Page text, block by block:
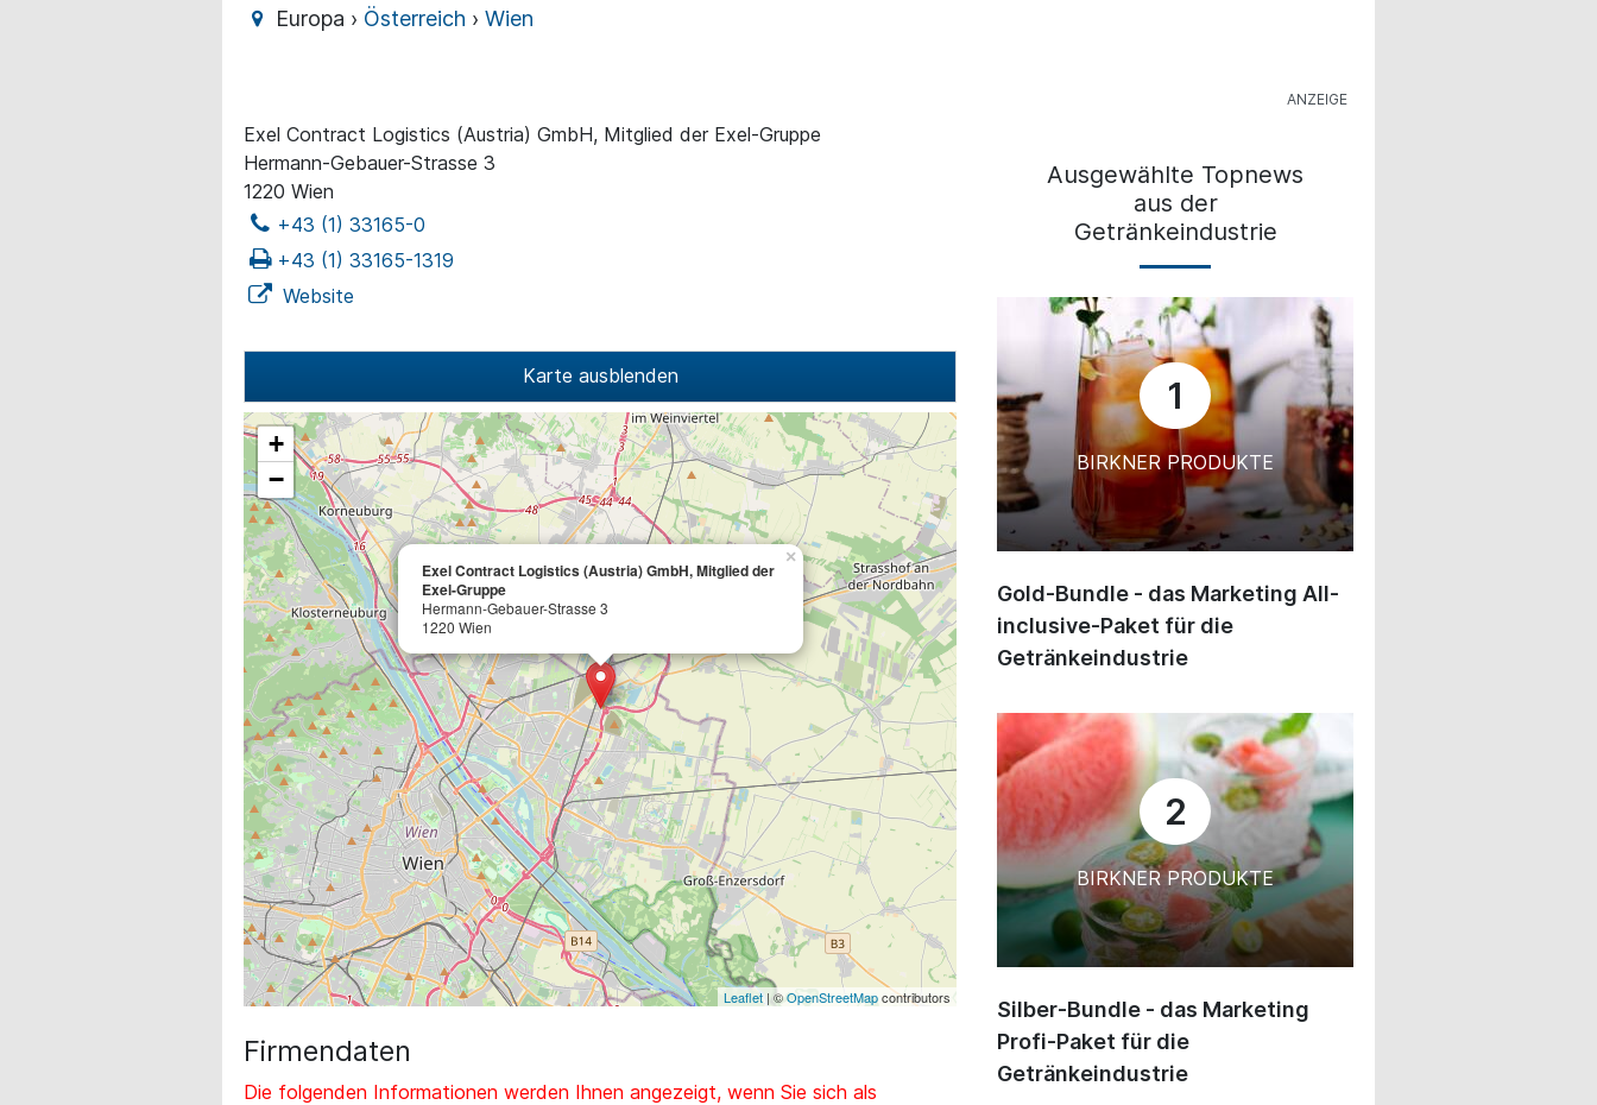
Europa › Österreich ›Wien
Exel Contract Logistics (Austria) GmbH, Mitglied der Exel-Gruppe
Hermann-Gebauer-Strasse 3
1220 Wien
+43 (1) 33165-0
+43 (1) 33165-1319
Website
Karte ausblenden
Exel Contract Logistics (Austria) GmbH, Mitglied der
Exel-Gruppe
Hermann-Gebauer-Strasse 3
1220 Wien
×
+
−
Leaflet| ©OpenStreetMapcontributors
Firmendaten
Die folgenden Informationen werden Ihnen angezeigt, wenn Sie sich als
Ausgewählte Topnews
aus der
Getränkeindustrie
1
BIRKNER PRODUKTE
Gold-Bundle - das Marketing All-
inclusive-Paket für die
Getränkeindustrie
2
BIRKNER PRODUKTE
Silber-Bundle - das Marketing
Profi-Paket für die
Getränkeindustrie